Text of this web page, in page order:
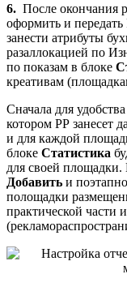
6. После окончания
оформить и
занести атрибуты
разаллокацией по
по показам в блоке
креативам
Сначала для
котором РР занесет
и для каждой
блоке Статистика
для своей
Добавить и
полощадки
практической части